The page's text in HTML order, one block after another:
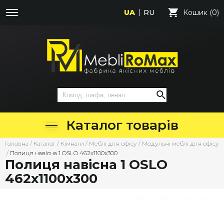
UA RU Кошик (0)
Каталог товарів
Головна / Каталог / Кімнати / Меблі для офісу / Модульні меблі для офісу
/ Полиця навісна 1 OSLO 462х1100х300
Полиця навісна 1 OSLO
462х1100х300